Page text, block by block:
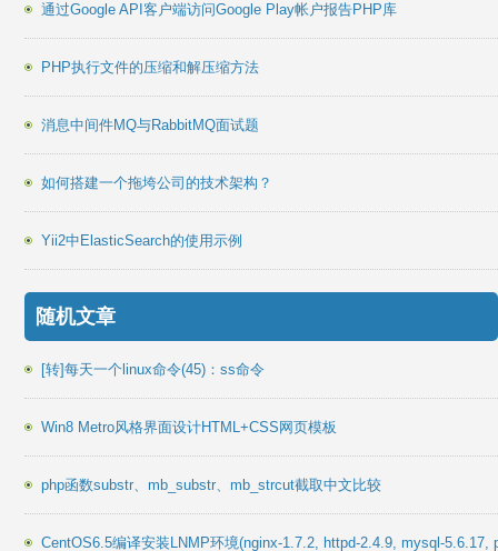
通过Google API客户端访问Google Play帐户报告PHP库
PHP执行文件的压缩和解压缩方法
消息中间件MQ与RabbitMQ面试题
如何搭建一个拖垮公司的技术架构？
Yii2中ElasticSearch的使用示例
随机文章
[转]每天一个linux命令(45)：ss命令
Win8 Metro风格界面设计HTML+CSS网页模板
php函数substr、mb_substr、mb_strcut截取中文比较
CentOS6.5编译安装LNMP环境(nginx-1.7.2, httpd-2.4.9, mysql-5.6.17,